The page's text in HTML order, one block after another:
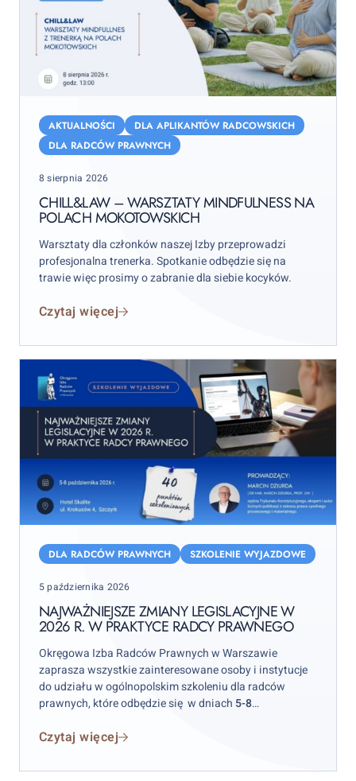
warsztaty
Polach
Mokotowskich
AKTUALNOŚCI
DLA APLIKANTÓW RADCOWSKICH
DLA RADCÓW PRAWNYCH
Posted
8 sierpnia 2026
CHILL&LAW – WARSZTATY MINDFULNESS NA
POLACH MOKOTOWSKICH
Warsztaty dla członków naszej Izby przeprowadzi
profesjonalna trenerka. Spotkanie odbędzie się na
trawie więc prosimy o zabranie dla siebie kocyków.
Czytaj więcej
zmiany
2026
praktyce
radcy
prawnego
DLA RADCÓW PRAWNYCH SZKOLENIE WYJAZDOWE
Posted
5 października 2026
NAJWAŻNIEJSZE ZMIANY LEGISLACYJNE W
2026 R. W PRAKTYCE RADCY PRAWNEGO
Okręgowa Izba Radców Prawnych w Warszawie
zaprasza wszystkie zainteresowane osoby i instytucje
do udziału w ogólnopolskim szkoleniu dla radców
prawnych, które odbędzie się w dniach 5-8
Czytaj więcej